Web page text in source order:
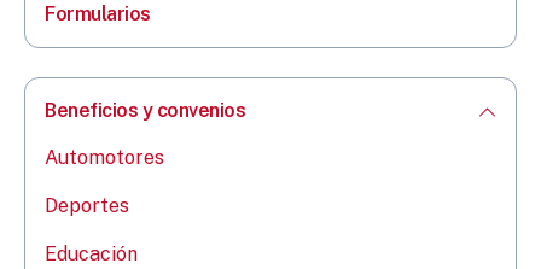
Formularios
Beneficios y convenios
Automotores
Deportes
Educación